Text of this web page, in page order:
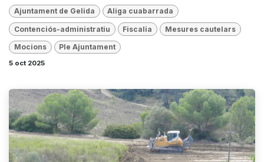
Ajuntament de Gelida Aliga cuabarrada
Contenciós-administratiu Fiscalia Mesures cautelars
Mocions Ple Ajuntament
5 oct 2025